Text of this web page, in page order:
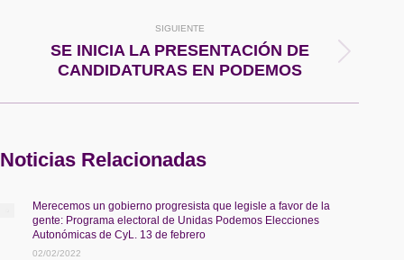
SIGUIENTE
Publicación
siguiente:
SE INICIA LA PRESENTACIÓN DE
CANDIDATURAS EN PODEMOS
Noticias Relacionadas
Merecemos un gobierno progresista que legisle a favor de la
gente: Programa electoral de Unidas Podemos Elecciones
Autonómicas de CyL. 13 de febrero
02/02/2022